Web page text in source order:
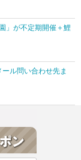
」が不定期開催＋鯉
ル問い合わせ先ま